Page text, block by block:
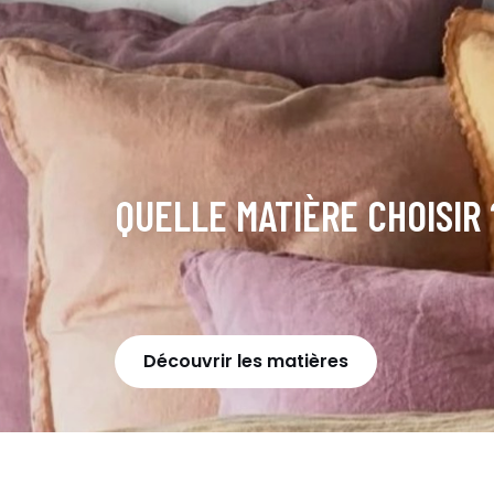
QUELLE MATIÈRE CHOISIR
Découvrir les matières